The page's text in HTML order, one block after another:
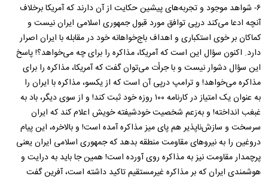
۶‌-‌ شواهد موجود و تجربه‌های پیشین حکایت از آن دارند که آمریکا برخلاف
آنچه ادعا می‌کند درپی توافق مورد قبول جمهوری اسلامی ایران نیست و
کماکان بر خوی استکباری و اهداف باج‌خواهانه خود در مقابله با ایران اصرار
دارد. اکنون سؤال این است که آمریکا، مذاکره را برای چه می‌خواهد؟! پاسخ
این سؤال دشوار نیست و با جرأت می‌توان گفت که آمریکا، مذاکره را برای
مذاکره می‌خواهد! و ترامپ درپی آن است که از یکسو، مذاکره با ایران را
به عنوان یک امتیاز در کارنامه ۱۰۰ روزه خود ثبت کند! و از سوی دیگر، باد به
غبغب انداخته! و به‌زعم شخصیت خودشیفته خویش اعلام کند که ایران
سر‌سخت و سازش‌ناپذیر هم پای میز مذاکره آمده است! و بالاخره، این پیام
دروغین را به نیروهای مقاومت منطقه بدهد که جمهوری اسلامی ایران یعنی
پرچمدار مقاومت نیز به مذاکره روی آورده است! همین جا باید به درایت و
هوشمندی ایران که بر مذاکره غیر‌مستقیم تاکید داشته است، آفرین گفت